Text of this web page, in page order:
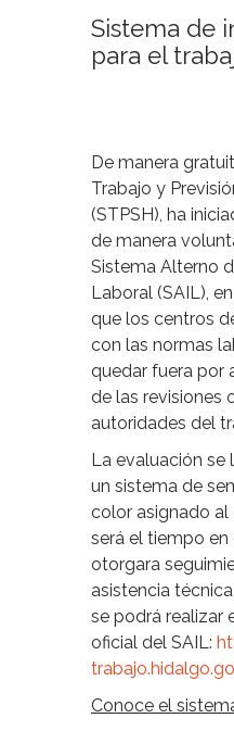
Contacto
Sistema de
para el
De manera
Trabajo y
(STPSH), ha
de manera
Sistema Alterno
Laboral (SAIL),
que los centros
con las normas
quedar fuera por
de las revisiones
autoridades del
La evaluación se
un sistema de
color asignado al
será el tiempo en
otorgara
asistencia
se podrá realizar
oficial del SAIL:
Conoce el